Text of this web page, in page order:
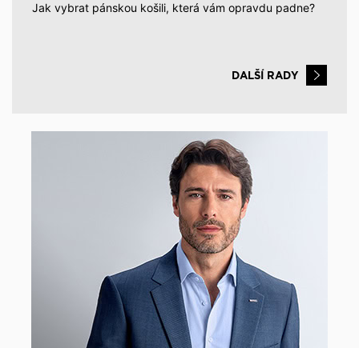
Jak vybrat pánskou košili, která vám opravdu padne?
DALŠÍ RADY